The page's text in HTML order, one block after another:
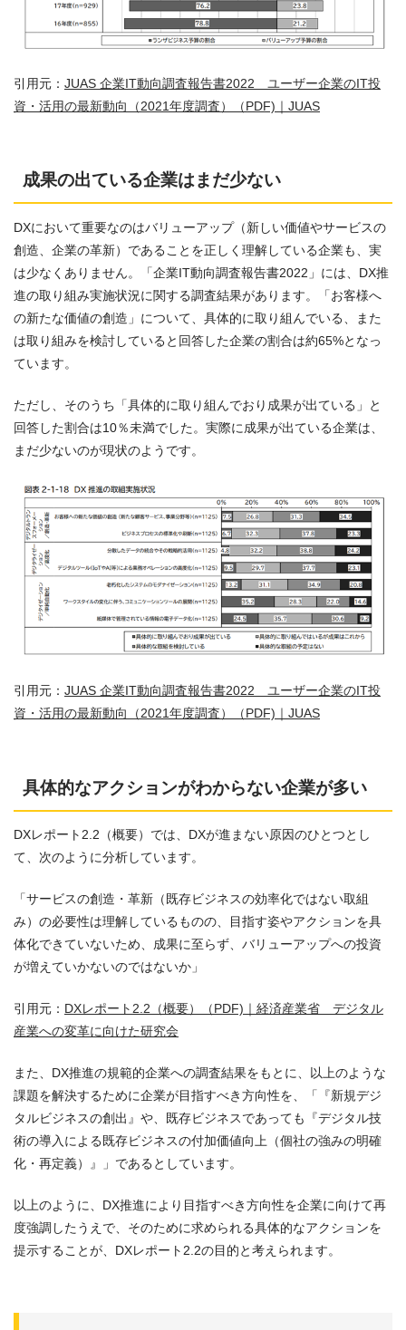
引用元： JUAS 企業IT動向調査報告書2022 ユーザー企業のIT投
資・活用の最新動向（2021年度調査）（PDF)｜JUAS
成果の出ている企業はまだ少ない
DXにおいて重要なのはバリューアップ（新しい価値やサービスの
創造、企業の革新）であることを正しく理解している企業も、実
は少なくありません。「企業IT動向調査報告書2022」には、DX推
進の取り組み実施状況に関する調査結果があります。「お客様へ
の新たな価値の創造」について、具体的に取り組んでいる、また
は取り組みを検討していると回答した企業の割合は約65%となっ
ています。
ただし、そのうち「具体的に取り組んでおり成果が出ている」と
回答した割合は10％未満でした。実際に成果が出ている企業は、
まだ少ないのが現状のようです。
引用元： JUAS 企業IT動向調査報告書2022 ユーザー企業のIT投
資・活用の最新動向（2021年度調査）（PDF)｜JUAS
具体的なアクションがわからない企業が多い
DXレポート2.2（概要）では、DXが進まない原因のひとつとし
て、次のように分析しています。
「サービスの創造・革新（既存ビジネスの効率化ではない取組
み）の必要性は理解しているものの、目指す姿やアクションを具
体化できていないため、成果に至らず、バリューアップへの投資
が増えていかないのではないか」
引用元： DXレポート2.2（概要）（PDF)｜経済産業省 デジタル
産業への変革に向けた研究会
また、DX推進の規範的企業への調査結果をもとに、以上のような
課題を解決するために企業が目指すべき方向性を、「『新規デジ
タルビジネスの創出』や、既存ビジネスであっても『デジタル技
術の導入による既存ビジネスの付加価値向上（個社の強みの明確
化・再定義）』」であるとしています。
以上のように、DX推進により目指すべき方向性を企業に向けて再
度強調したうえで、そのために求められる具体的なアクションを
提示することが、DXレポート2.2の目的と考えられます。